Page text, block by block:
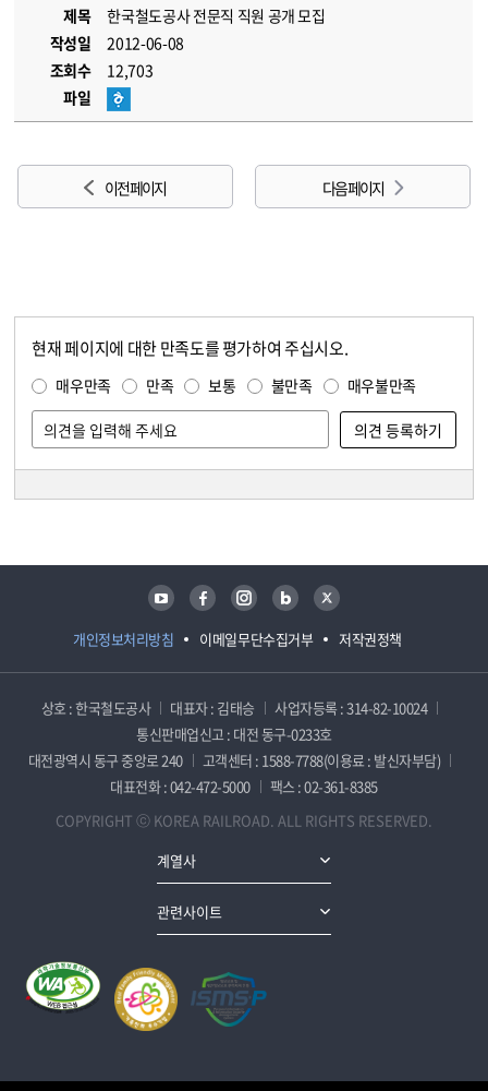
제목
한국철도공사 전문직 직원 공개 모집
작성일
2012-06-08
조회수
12,703
파일
이전 페이지 다음 페이지
현재 페이지에 대한 만족도를 평가하여 주십시오.
매우만족 만족 보통 불만족 매우불만족
개인정보처리방침 이메일무단수집거부 저작권정책
유튜브 페이스북 인스타그램 블로그 트위터
상호 : 한국철도공사 대표자 : 김태승
사업자등록 : 314-82-10024
통신판매업신고 : 대전 동구-0233호
대전광역시 동구 중앙로 240
고객센터 : 1588-7788(이용료 : 발신자부담)
대표전화 : 042-472-5000
팩스 : 02-361-8385
COPYRIGHT ⓒ KOREA RAILROAD. ALL RIGHTS RESERVED.
계열사
관련사이트